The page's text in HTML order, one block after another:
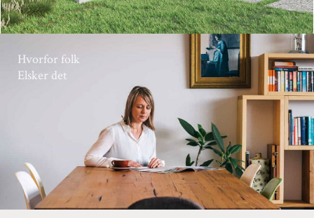
Hvorfor folk
Elsker det